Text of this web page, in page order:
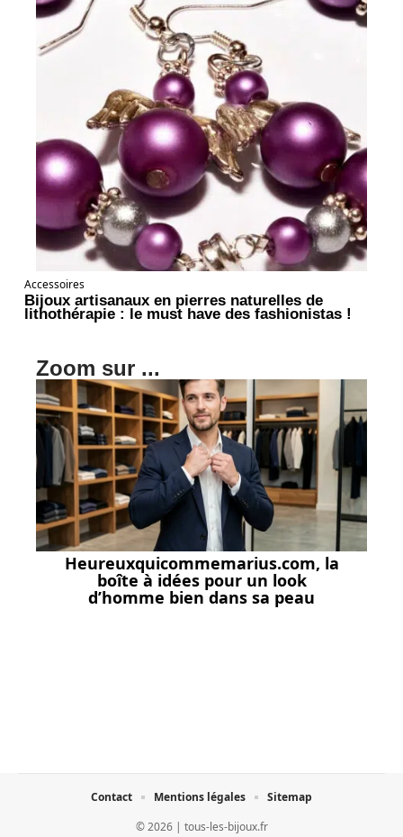
Accessoires
Bijoux artisanaux en pierres naturelles de
lithothérapie : le must have des fashionistas !
Zoom sur ...
Heureuxquicommemarius.com, la
boîte à idées pour un look
d’homme bien dans sa peau
© 2026 | tous-les-bijoux.fr
Contact Mentions légales Sitemap